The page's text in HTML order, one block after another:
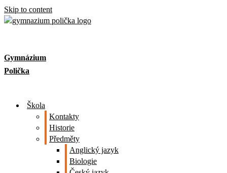
Skip to content
Gymnázium
Polička
Škola
Kontakty
Historie
Předměty
Anglický jazyk
Biologie